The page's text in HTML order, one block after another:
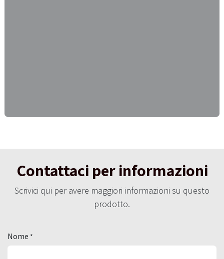
Contattaci per informazioni
Scrivici qui per avere maggiori informazioni su questo
prodotto.
Nome *